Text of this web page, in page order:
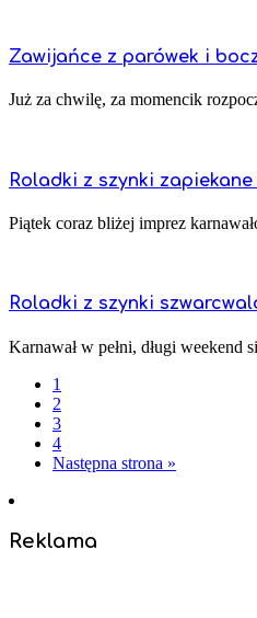
Zawijańce z parówek i
Już za chwilę, za momencik
Roladki z szynki
Piątek coraz bliżej imprez
Roladki z szynki
Karnawał w pełni, długi
1
2
3
4
Następna strona »
Reklama